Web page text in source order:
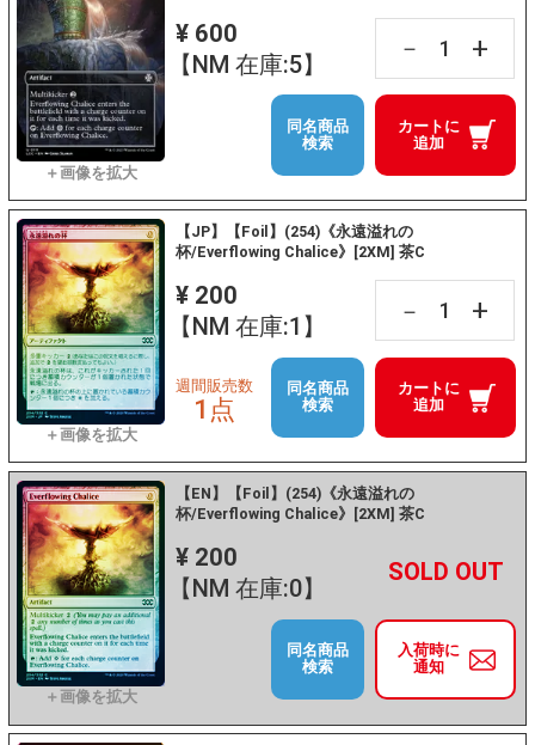
¥ 600
【NM 在庫:5】
－ +
カートに
追加
同名商品
検索
【JP】【Foil】(254)《永遠溢れの
杯/Everflowing Chalice》[2XM] 茶C
¥ 200
【NM 在庫:1】
－ +
カートに
追加
週間販売数
1点
同名商品
検索
【EN】【Foil】(254)《永遠溢れの
杯/Everflowing Chalice》[2XM] 茶C
¥ 200
【NM 在庫:0】
－ +
入荷時に
通知
同名商品
検索